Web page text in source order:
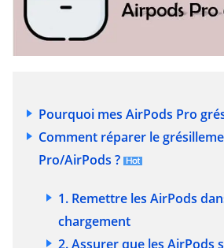
Pourquoi mes AirPods Pro
Comment réparer le
Pro/AirPods ?
1. Remettre les AirPods
chargement
2. Assurer que les AirPods